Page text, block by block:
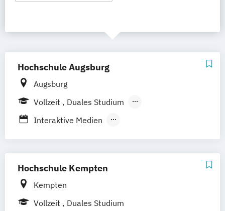
Hochschule Augsburg
Augsburg
Vollzeit
Duales Studium
Berufsbegleitendes Präsenzstudium
Interaktive Medien
Marketing-Management Digital
Transformation Design
Hochschule Kempten
Kempten
Vollzeit
Duales Studium